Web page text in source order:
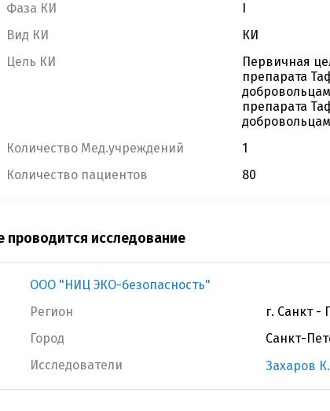
Фаза КИ
I
Вид КИ
КИ
Цель КИ
Первичная
препарата
препарата
Количество Мед.учреждений
1
Количество пациентов
80
проводится исследование
ООО "НИЦ ЭКО-безопасность"
Регион
г. Санкт -
Город
Санкт-
Исследователи
Захаров